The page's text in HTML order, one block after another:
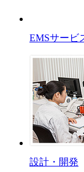
EMSサービ
設計・開発